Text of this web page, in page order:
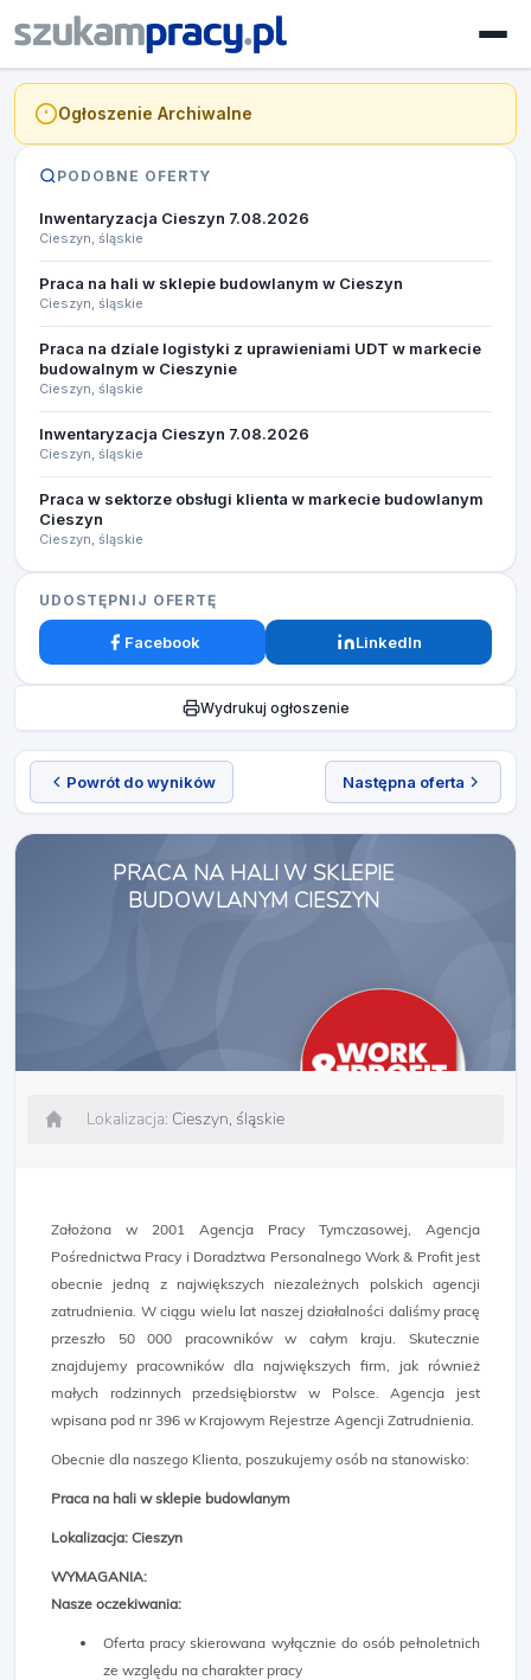
Powrót do wyników Następna oferta
PRACA NA HALI W SKLEPIE
BUDOWLANYM CIESZYN
Lokalizacja: Cieszyn, śląskie
Założona w 2001 Agencja Pracy Tymczasowej, Agencja
Pośrednictwa Pracy i Doradztwa Personalnego Work & Profit jest
obecnie jedną z największych niezależnych polskich agencji
zatrudnienia. W ciągu wielu lat naszej działalności daliśmy pracę
przeszło 50 000 pracowników w całym kraju. Skutecznie
znajdujemy pracowników dla największych firm, jak również
małych rodzinnych przedsiębiorstw w Polsce. Agencja jest
wpisana pod nr 396 w Krajowym Rejestrze Agencji Zatrudnienia.
Obecnie dla naszego Klienta, poszukujemy osób na stanowisko:
Praca na hali w sklepie budowlanym
Lokalizacja: Cieszyn
WYMAGANIA:
Nasze oczekiwania:
Oferta pracy skierowana wyłącznie do osób pełnoletnich
ze względu na charakter pracy
Ogłoszenie Archiwalne
PODOBNE OFERTY
Inwentaryzacja Cieszyn 7.08.2026​
Cieszyn, śląskie
Praca na hali w sklepie budowlanym w Cieszyn
Cieszyn, śląskie
Praca na dziale logistyki z uprawieniami UDT w markecie
budowalnym w Cieszynie
Cieszyn, śląskie
Inwentaryzacja Cieszyn 7.08.2026​
Cieszyn, śląskie
Praca w sektorze obsługi klienta w markecie budowlanym
Cieszyn
Cieszyn, śląskie
UDOSTĘPNIJ OFERTĘ
Facebook LinkedIn
Wydrukuj ogłoszenie